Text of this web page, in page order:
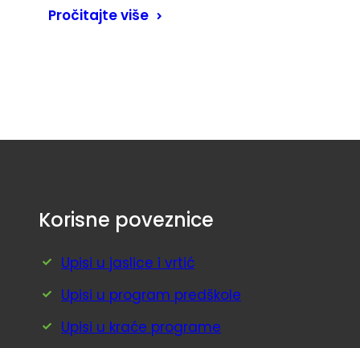
Pročitajte više
Korisne poveznice
Upisi u jaslice i vrtić
Upisi u program predškole
Upisi u kraće programe